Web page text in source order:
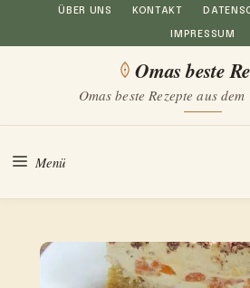
Inhalt
ÜBER UNS KONTAKT
IMPRESSUM
Omas beste
Omas beste Rezepte aus
Menü